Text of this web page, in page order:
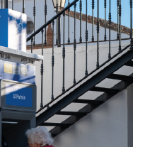
COLOMBINAS